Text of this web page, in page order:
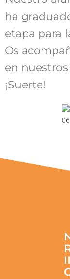
ha
etapa para
Os
en
¡Suerte!